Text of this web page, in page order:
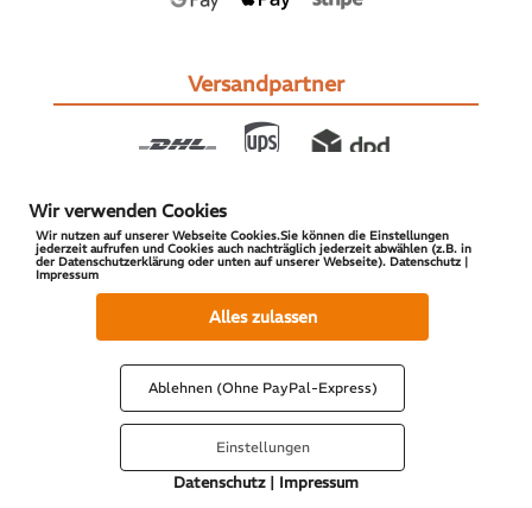
Versandpartner
© 2026 S-PARTS | All Rights Reserved
Vertrag widerrufen
Wir verwenden Cookies
Wir nutzen auf unserer Webseite Cookies.Sie können die Einstellungen
jederzeit aufrufen und Cookies auch nachträglich jederzeit abwählen (z.B. in
der Datenschutzerklärung oder unten auf unserer Webseite). Datenschutz |
Impressum
Alles zulassen
Ablehnen (Ohne PayPal-Express)
Einstellungen
Datenschutz| Impressum